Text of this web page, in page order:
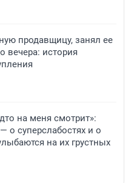
продавщицу, занял ее
вечера: история
на меня смотрит»:
о суперслабостях и о
на их грустных